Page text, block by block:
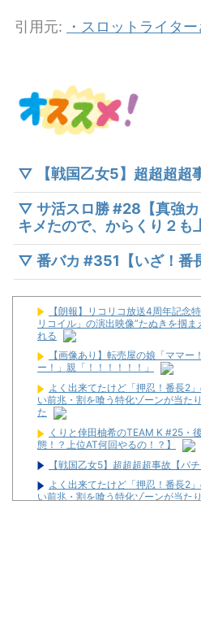
引用元:
・スロットライタ
▽ 【戦国乙女5】超超超超
▽ サ活スロ勝 #28【真強カ
キメたので、からくり２も
▽ 番バカ #351【いざ！番
【朗報】リコリコ放送4周年記念
リコイル」の演出映像”たぬきを掴ま
れる
【画像あり】転売屋の娘「ママ
ー！」親「！！！！！！」
よく出来てたけど「押忍！番長2
い前兆・割を喰う特化ゾーンが当た
た
くりと倖田柚希のTEAM K #25・
態！？上位AT何回やるの！？】
【戦国乙女5】超超超超事故【パチ
よく出来てたけど「押忍！番長2
い前兆・割を喰う特化ゾーンが当た